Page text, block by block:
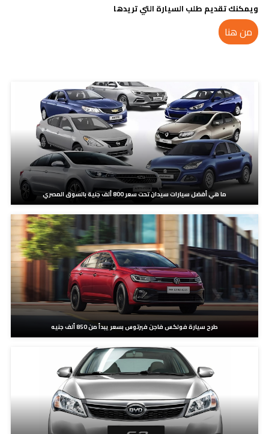
ويمكنك تقديم طلب السيارة التي تريدها
من هنا
ما هي أفضل سيارات سيدان تحت سعر 800 ألف جنية بالسوق المصري
طرح سيارة فولكس فاجن فيرتوس بسعر يبدأ من 850 ألف جنيه